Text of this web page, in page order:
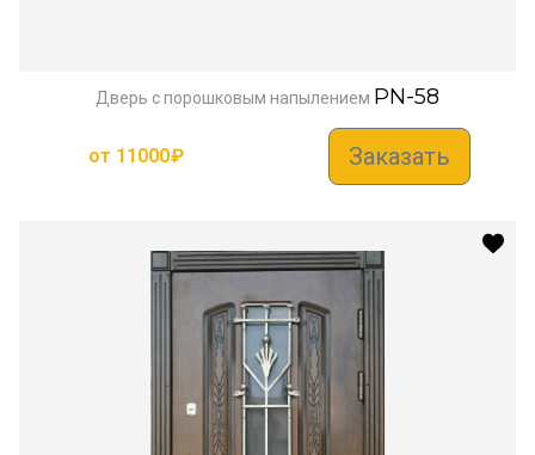
Дверь с порошковым напылением PN-58
от 11000₽ Заказать